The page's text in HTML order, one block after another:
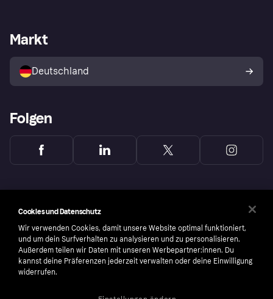
Klarna App
Shops entdecken
Käuferschutzrichtlinie
Dein Widerrufsrecht
Händlerportal
Markt
Deutschland
Folgen
Cookies und Datenschutz
Wir verwenden Cookies, damit unsere Website optimal funktioniert,
und um dein Surfverhalten zu analysieren und zu personalisieren.
Außerdem teilen wir Daten mit unseren Werbepartner:innen. Du
kannst deine Präferenzen jederzeit verwalten oder deine Einwilligung
widerrufen.